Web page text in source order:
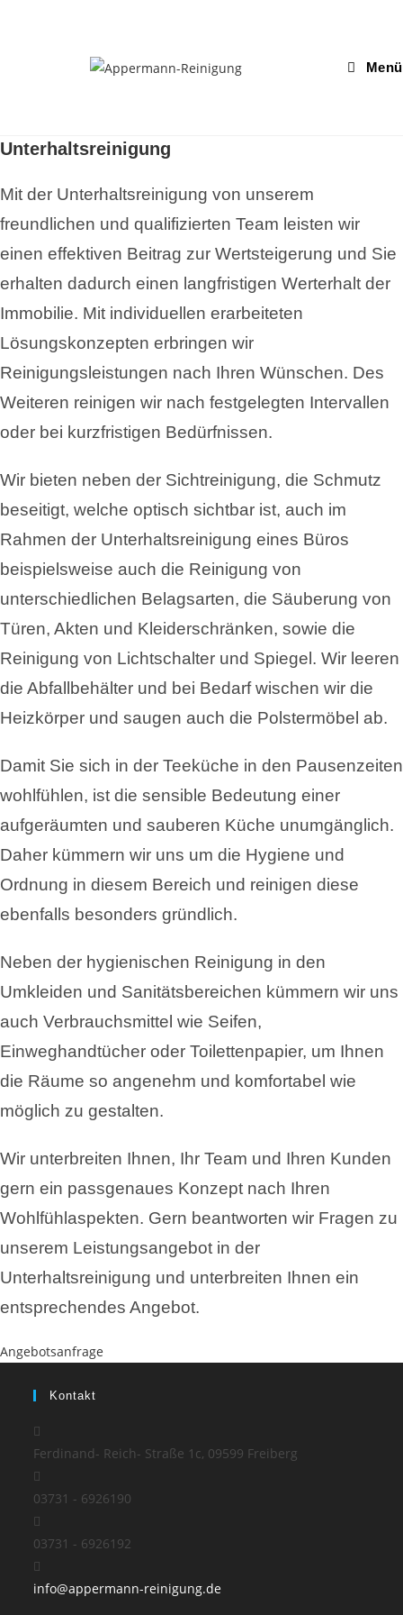
Menü
Unterhaltsreinigung
Mit der Unterhaltsreinigung von unserem
freundlichen und qualifizierten Team leisten wir
einen effektiven Beitrag zur Wertsteigerung und Sie
erhalten dadurch einen langfristigen Werterhalt der
Immobilie. Mit individuellen erarbeiteten
Lösungskonzepten erbringen wir
Reinigungsleistungen nach Ihren Wünschen. Des
Weiteren reinigen wir nach festgelegten Intervallen
oder bei kurzfristigen Bedürfnissen.
Wir bieten neben der Sichtreinigung, die Schmutz
beseitigt, welche optisch sichtbar ist, auch im
Rahmen der Unterhaltsreinigung eines Büros
beispielsweise auch die Reinigung von
unterschiedlichen Belagsarten, die Säuberung von
Türen, Akten und Kleiderschränken, sowie die
Reinigung von Lichtschalter und Spiegel. Wir leeren
die Abfallbehälter und bei Bedarf wischen wir die
Heizkörper und saugen auch die Polstermöbel ab.
Damit Sie sich in der Teeküche in den Pausenzeiten
wohlfühlen, ist die sensible Bedeutung einer
aufgeräumten und sauberen Küche unumgänglich.
Daher kümmern wir uns um die Hygiene und
Ordnung in diesem Bereich und reinigen diese
ebenfalls besonders gründlich.
Neben der hygienischen Reinigung in den
Umkleiden und Sanitätsbereichen kümmern wir uns
auch Verbrauchsmittel wie Seifen,
Einweghandtücher oder Toilettenpapier, um Ihnen
die Räume so angenehm und komfortabel wie
möglich zu gestalten.
Wir unterbreiten Ihnen, Ihr Team und Ihren Kunden
gern ein passgenaues Konzept nach Ihren
Wohlfühlaspekten. Gern beantworten wir Fragen zu
unserem Leistungsangebot in der
Unterhaltsreinigung und unterbreiten Ihnen ein
entsprechendes Angebot.
Angebotsanfrage
Kontakt
Ferdinand- Reich- Straße 1c, 09599 Freiberg
03731 - 6926190
03731 - 6926192
info@appermann-reinigung.deOpens